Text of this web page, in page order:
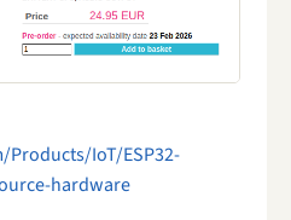
IoT/ESP32-
hardware